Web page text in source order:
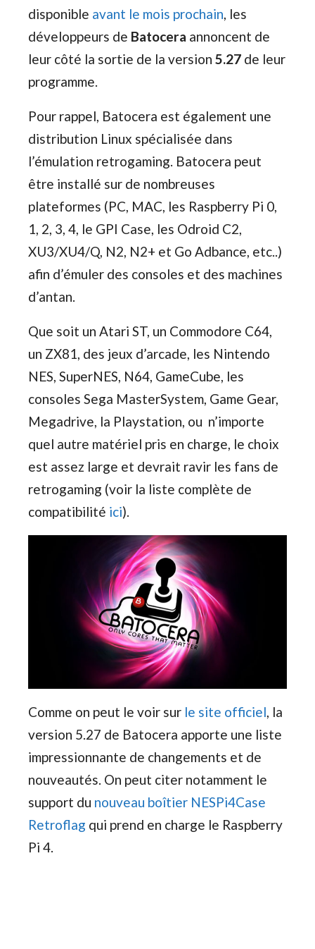
disponible avant le mois prochain, les
développeurs de Batocera annoncent de
leur côté la sortie de la version 5.27 de leur
programme.
Pour rappel, Batocera est également une
distribution Linux spécialisée dans
l’émulation retrogaming. Batocera peut
être installé sur de nombreuses
plateformes (PC, MAC, les Raspberry Pi 0,
1, 2, 3, 4, le GPI Case, les Odroid C2,
XU3/XU4/Q, N2, N2+ et Go Adbance, etc..)
afin d’émuler des consoles et des machines
d’antan.
Que soit un Atari ST, un Commodore C64,
un ZX81, des jeux d’arcade, les Nintendo
NES, SuperNES, N64, GameCube, les
consoles Sega MasterSystem, Game Gear,
Megadrive, la Playstation, ou n’importe
quel autre matériel pris en charge, le choix
est assez large et devrait ravir les fans de
retrogaming (voir la liste complète de
compatibilité ici).
Comme on peut le voir sur le site officiel, la
version 5.27 de Batocera apporte une liste
impressionnante de changements et de
nouveautés. On peut citer notamment le
support du nouveau boîtier NESPi4Case
Retroflag qui prend en charge le Raspberry
Pi 4.